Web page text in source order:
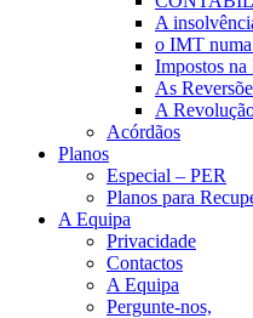
A
o IMT
Impostos na
As
A
Acórdãos
Planos
Especial – PER
Planos para
A Equipa
Privacidade
Contactos
A Equipa
Pergunte-nos,